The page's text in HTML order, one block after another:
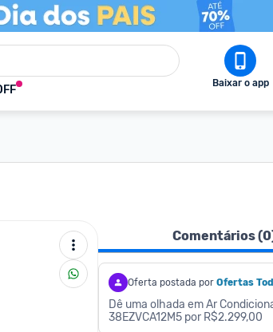
Baixar o app
Comentários (0
Oferta postada por Ofertas
Dê uma olhada em Ar
38EZVCA12M5 por R$2.299,00